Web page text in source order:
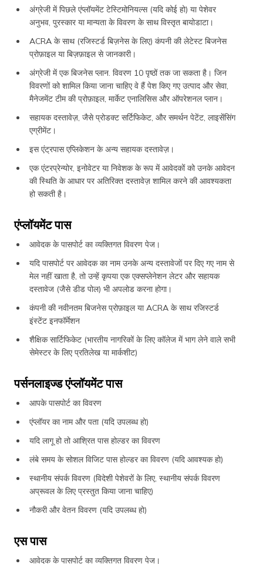
अंग्रेजी में पिछले एंप्लॉयमेंट टेस्टिमोनियल्स (यदि कोई हो) या पेशेवर
अनुभव, पुरस्कार या मान्यता के विवरण के साथ विस्तृत बायोडाटा।
ACRA के साथ (रजिस्टर्ड बिज़नेस के लिए) कंपनी की लेटेस्ट बिजनेस
प्रोफ़ाइल या बिज़फ़ाइल से जानकारी।
अंग्रेजी में एक बिजनेस प्लान. विवरण 10 पृष्ठों तक जा सकता है। जिन
विवरणों को शामिल किया जाना चाहिए वे हैं पेश किए गए उत्पाद और सेवा,
मैनेजमेंट टीम की प्रोफ़ाइल, मार्केट एनालिसिस और ऑपरेशनल प्लान।
सहायक दस्तावेज़, जैसे प्रोडक्ट सर्टिफिकेट, और समर्थन पेटेंट, लाइसेंसिंग
एग्रीमेंट।
इस एंट्रपास एप्लिकेशन के अन्य सहायक दस्तावेज़।
एक एंटरप्रेन्योर, इनोवेटर या निवेशक के रूप में आवेदकों को उनके आवेदन
की स्थिति के आधार पर अतिरिक्त दस्तावेज़ शामिल करने की आवश्यकता
हो सकती है।
एंप्लॉयमेंट पास
आवेदक के पासपोर्ट का व्यक्तिगत विवरण पेज।
यदि पासपोर्ट पर आवेदक का नाम उनके अन्य दस्तावेजों पर दिए गए नाम से
मेल नहीं खाता है, तो उन्हें कृपया एक एक्सप्लेनेशन लेटर और सहायक
दस्तावेज (जैसे डीड पोल) भी अपलोड करना होगा।
कंपनी की नवीनतम बिजनेस प्रोफ़ाइल या ACRA के साथ रजिस्टर्ड
इंस्टेंट इनफॉर्मेशन
शैक्षिक सार्टिफिकेट (भारतीय नागरिकों के लिए कॉलेज में भाग लेने वाले सभी
सेमेस्टर के लिए प्रतिलेख या मार्कशीट)
पर्सनलाइज्ड एंप्लॉयमेंट पास
आपके पासपोर्ट का विवरण
एंप्लॉयर का नाम और पता (यदि उपलब्ध हो)
यदि लागू हो तो आश्रित पास होल्डर का विवरण
लंबे समय के सोशल विजिट पास होल्डर का विवरण (यदि आवश्यक हो)
स्थानीय संपर्क विवरण (विदेशी पेशेवरों के लिए, स्थानीय संपर्क विवरण
अप्रूवल के लिए प्रस्तुत किया जाना चाहिए)
नौकरी और वेतन विवरण (यदि उपलब्ध हो)
एस पास
आवेदक के पासपोर्ट का व्यक्तिगत विवरण पेज।